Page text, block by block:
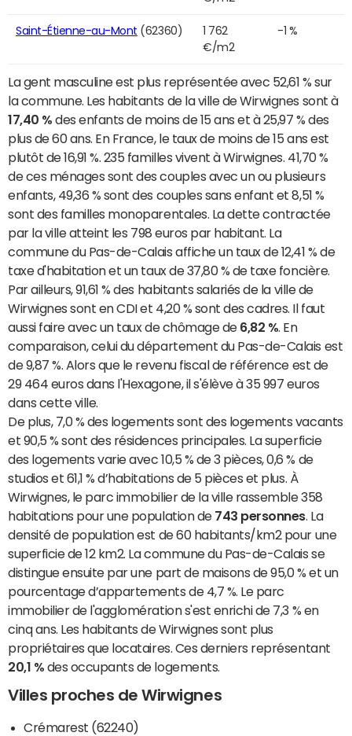
Saint-Étienne-au-Mont (62360)
1 762
€/m2
-1 %
La gent masculine est plus représentée avec 52,61 % sur
la commune. Les habitants de la ville de Wirwignes sont à
17,40 % des enfants de moins de 15 ans et à 25,97 % des
plus de 60 ans. En France, le taux de moins de 15 ans est
plutôt de 16,91 %. 235 familles vivent à Wirwignes. 41,70 %
de ces ménages sont des couples avec un ou plusieurs
enfants, 49,36 % sont des couples sans enfant et 8,51 %
sont des familles monoparentales. La dette contractée
par la ville atteint les 798 euros par habitant. La
commune du Pas-de-Calais affiche un taux de 12,41 % de
taxe d'habitation et un taux de 37,80 % de taxe foncière.
Par ailleurs, 91,61 % des habitants salariés de la ville de
Wirwignes sont en CDI et 4,20 % sont des cadres. Il faut
aussi faire avec un taux de chômage de 6,82 % . En
comparaison, celui du département du Pas-de-Calais est
de 9,87 %. Alors que le revenu fiscal de référence est de
29 464 euros dans l'Hexagone, il s'élève à 35 997 euros
dans cette ville.
De plus, 7,0 % des logements sont des logements vacants
et 90,5 % sont des résidences principales. La superficie
des logements varie avec 10,5 % de 3 pièces, 0,6 % de
studios et 61,1 % d’habitations de 5 pièces et plus. À
Wirwignes, le parc immobilier de la ville rassemble 358
habitations pour une population de 743 personnes. La
densité de population est de 60 habitants/km2 pour une
superficie de 12 km2. La commune du Pas-de-Calais se
distingue ensuite par une part de maisons de 95,0 % et un
pourcentage d’appartements de 4,7 %. Le parc
immobilier de l'agglomération s'est enrichi de 7,3 % en
cinq ans. Les habitants de Wirwignes sont plus
propriétaires que locataires. Ces derniers représentant
20,1 % des occupants de logements.
Villes proches de Wirwignes
Crémarest (62240)